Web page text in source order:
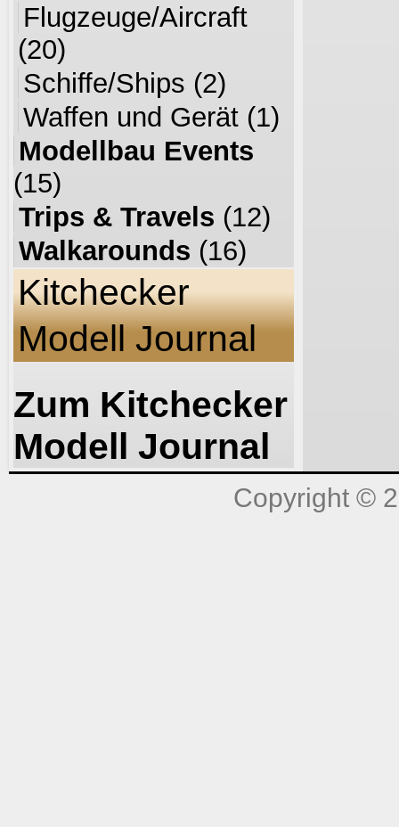
Flugzeuge/Aircraft
(20)
Schiffe/Ships (2)
Waffen und Gerät (1)
Modellbau Events
(15)
Trips & Travels (12)
Walkarounds (16)
Kitchecker
Modell Journal
Zum Kitchecker
Modell Journal
Copyright ©